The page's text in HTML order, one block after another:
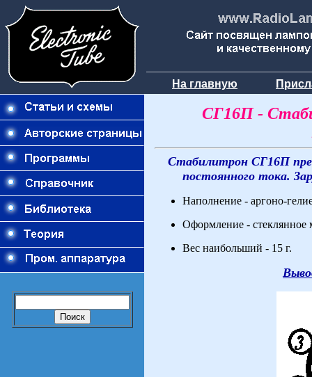
На главную
СГ16П -
Стабилитрон СГ16П
постоянного тока.
Наполнение - аргоно-
Оформление - стеклянное
Вес наибольший - 15 г.